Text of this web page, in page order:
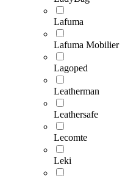
Lafuma
Lafuma Mobilier
Lagoped
Leatherman
Leathersafe
Lecomte
Leki